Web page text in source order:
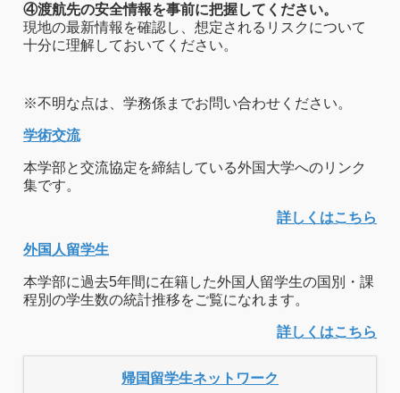
④渡航先の安全情報を事前に把握してください。
現地の最新情報を確認し、想定されるリスクについて
十分に理解しておいてください。
※不明な点は、学務係までお問い合わせください。
学術交流
本学部と交流協定を締結している外国大学へのリンク
集です。
詳しくはこちら
外国人留学生
本学部に過去5年間に在籍した外国人留学生の国別・課
程別の学生数の統計推移をご覧になれます。
詳しくはこちら
帰国留学生ネットワーク